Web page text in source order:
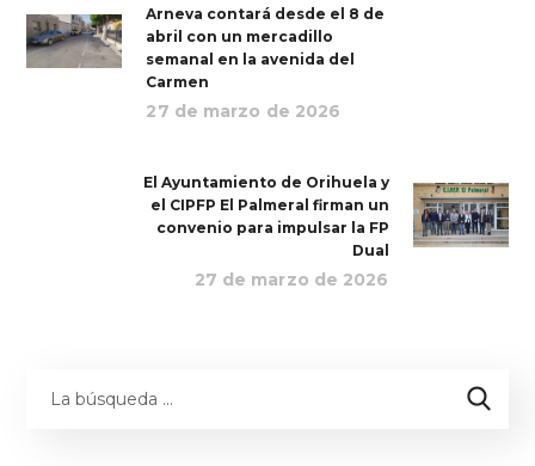
Arneva contará desde el 8 de
abril con un mercadillo
semanal en la avenida del
Carmen
27 de marzo de 2026
El Ayuntamiento de Orihuela y
el CIPFP El Palmeral firman un
convenio para impulsar la FP
Dual
27 de marzo de 2026